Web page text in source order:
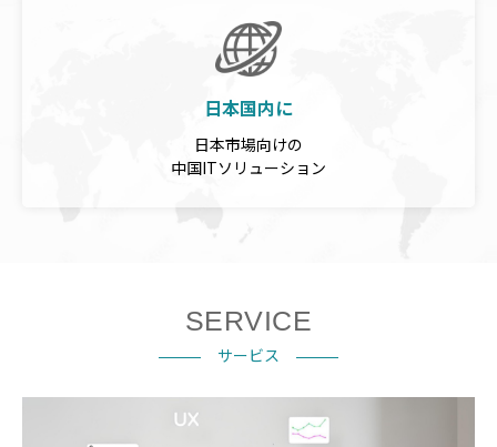
日本国内に
日本市場向けの
中国ITソリューション
SERVICE
サービス